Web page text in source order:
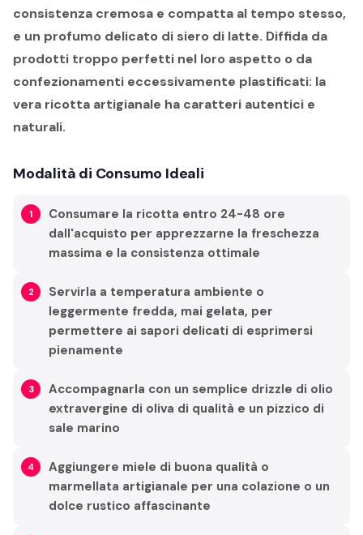
consistenza cremosa e compatta al tempo stesso,
e un profumo delicato di siero di latte. Diffida da
prodotti troppo perfetti nel loro aspetto o da
confezionamenti eccessivamente plastificati: la
vera ricotta artigianale ha caratteri autentici e
naturali.
Modalità di Consumo Ideali
Consumare la ricotta entro 24-48 ore
dall'acquisto per apprezzarne la freschezza
massima e la consistenza ottimale
Servirla a temperatura ambiente o
leggermente fredda, mai gelata, per
permettere ai sapori delicati di esprimersi
pienamente
Accompagnarla con un semplice drizzle di olio
extravergine di oliva di qualità e un pizzico di
sale marino
Aggiungere miele di buona qualità o
marmellata artigianale per una colazione o un
dolce rustico affascinante